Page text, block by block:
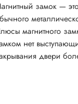
замок —
магнитного
нет
двери